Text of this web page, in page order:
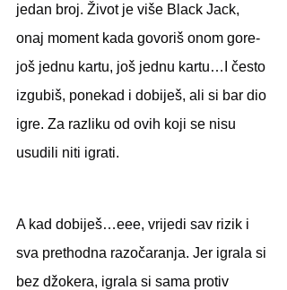
jedan broj. Život je više Black Jack,
onaj moment kada govoriš onom gore-
još jednu kartu, još jednu kartu…I često
izgubiš, ponekad i dobiješ, ali si bar dio
igre. Za razliku od ovih koji se nisu
usudili niti igrati.
A kad dobiješ…eee, vrijedi sav rizik i
sva prethodna razočaranja. Jer igrala si
bez džokera, igrala si sama protiv